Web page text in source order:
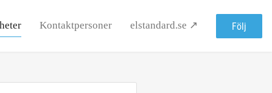
Kontaktpersoner elstandard.se ↗ Följ